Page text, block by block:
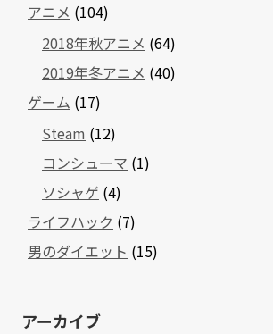
アニメ (104)
2018年秋アニメ (64)
2019年冬アニメ (40)
ゲーム (17)
Steam (12)
コンシューマ (1)
ソシャゲ (4)
ライフハック (7)
男のダイエット (15)
アーカイブ